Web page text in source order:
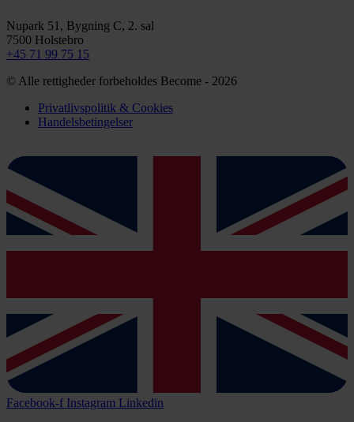
Nupark 51, Bygning C, 2. sal
7500 Holstebro
+45 71 99 75 15
© Alle rettigheder forbeholdes Become - 2026
Privatlivspolitik & Cookies
Handelsbetingelser
Facebook-f Instagram Linkedin